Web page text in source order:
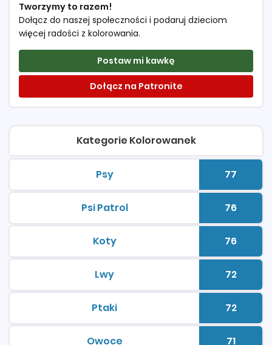
Tworzymy to razem!
Dołącz do naszej społeczności i podaruj dzieciom
więcej radości z kolorowania.
Postaw mi kawkę
Dołącz na Patronite
Kategorie Kolorowanek
Psy
kolorowanki do druku Liczba
77
Psi Patrolkolorowanki do druku Liczba
76
Koty
kolorowanki do druku Liczba
76
Lwykolorowanki do druku Liczba
72
Ptakikolorowanki do druku Liczba
72
Owoce 71